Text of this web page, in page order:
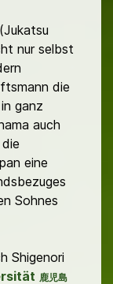
(Jukatsu
nur selbst
die
ganz
auch
eine
Sohnes
Shigenori
鹿児島